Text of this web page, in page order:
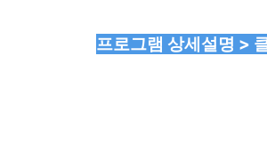
프로그램 상세설명 >